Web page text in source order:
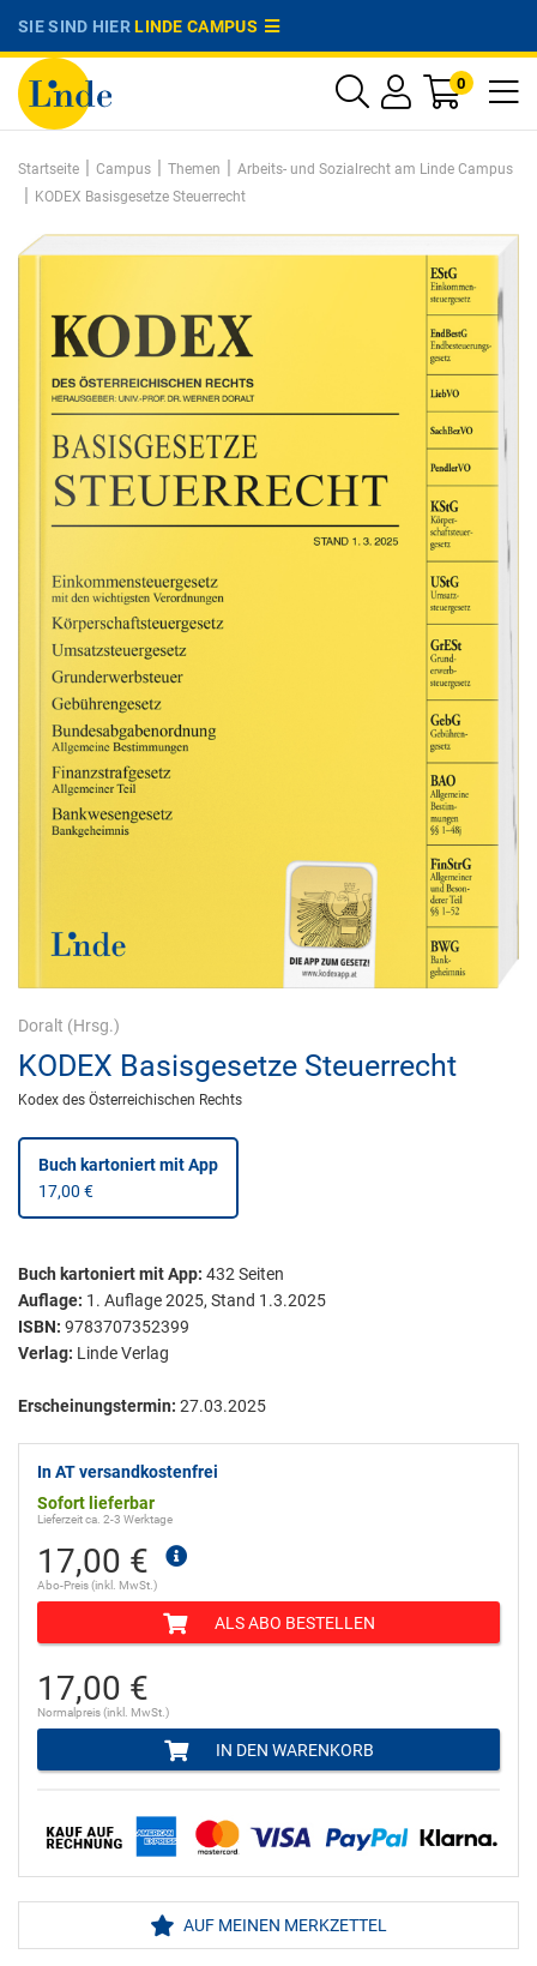
SIE SIND HIERLINDE CAMPUS
0
Startseite | Campus | Themen | Arbeits- und Sozialrecht am Linde Campus
| KODEX Basisgesetze Steuerrecht
Doralt (Hrsg.)
KODEX Basisgesetze Steuerrecht
Kodex des Österreichischen Rechts
Buch kartoniertmit App
17,00 €
Buch kartoniertmit App: 432 Seiten
Auflage: 1. Auflage 2025, Stand 1.3.2025
ISBN: 9783707352399
Verlag: Linde Verlag
Erscheinungstermin: 27.03.2025
In AT versandkostenfrei
Sofort lieferbar
Lieferzeit ca. 2-3 Werktage
17,00 €
Abo-Preis (inkl. MwSt.)
ALS ABO BESTELLEN
17,00 €
Normalpreis (inkl. MwSt.)
IN DEN WARENKORB
AUF MEINEN MERKZETTEL